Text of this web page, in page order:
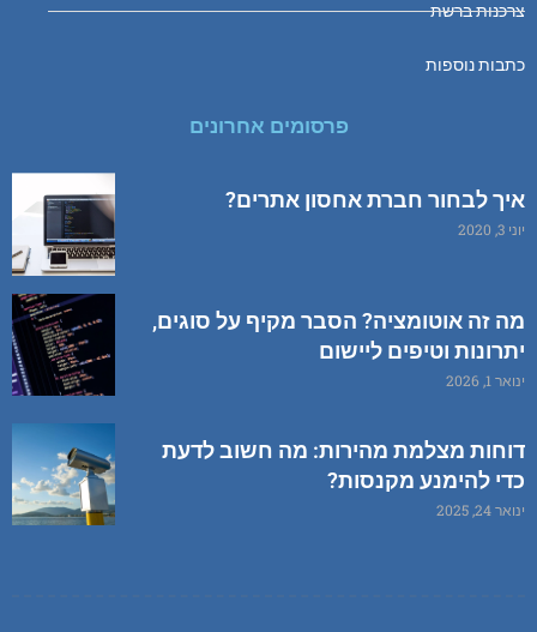
צרכנות ברשת
כתבות נוספות
פרסומים אחרונים
איך לבחור חברת אחסון אתרים?
יוני 3, 2020
מה זה אוטומציה? הסבר מקיף על סוגים,
יתרונות וטיפים ליישום
ינואר 1, 2026
דוחות מצלמת מהירות: מה חשוב לדעת
כדי להימנע מקנסות?
ינואר 24, 2025